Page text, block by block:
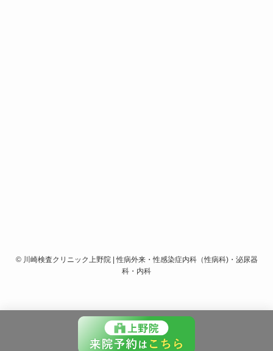
©川崎検査クリニック上野院 | 性病外来・性感染症内科（性病科)・泌尿器
科・内科